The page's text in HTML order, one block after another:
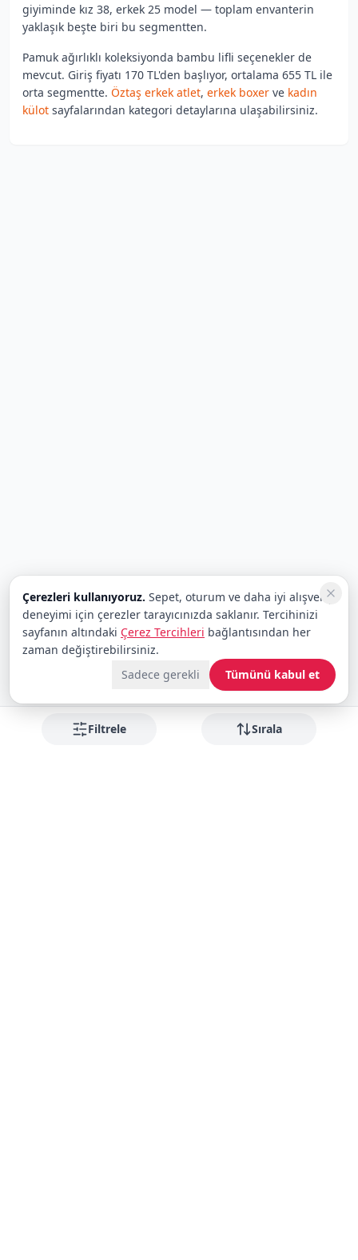
Filtrele Sırala
giyiminde kız 38, erkek 25 model — toplam envanterin
yaklaşık beşte biri bu segmentten.
Pamuk ağırlıklı koleksiyonda bambu lifli seçenekler de
mevcut. Giriş fiyatı 170 TL'den başlıyor, ortalama 655 TL ile
orta segmentte. Öztaş erkek atlet, erkek boxer ve kadın
külot sayfalarından kategori detaylarına ulaşabilirsiniz.
Çerezleri kullanıyoruz. Sepet, oturum ve daha iyi alışveriş
deneyimi için çerezler tarayıcınızda saklanır. Tercihinizi
sayfanın altındaki Çerez Tercihleri bağlantısından her
zaman değiştirebilirsiniz.
Sadece gerekli
Tümünü kabul et